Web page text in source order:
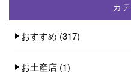
カ
おすすめ (317)
お土産店 (1)